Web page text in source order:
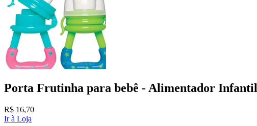
Porta Frutinha para bebê - Alimentador Infantil
R$ 16,70
Ir à Loja